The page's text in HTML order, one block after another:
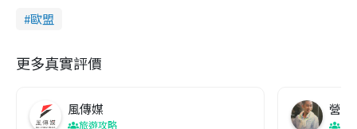
歐盟
更多真實評價
風傳媒
旅遊攻略
營養